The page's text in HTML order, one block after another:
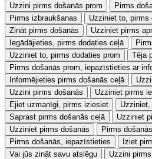
Uzzini pirms došanās prom
Pirms
Pirms izbraukšanas
Uzziniet to, pirms
Zināt pirms došanās
Uzziniet pirms
Iegādājieties, pirms dodaties ceļā
Uzziniet to, pirms dodaties prom
Tēja
Pirms došanās prom, iepazīstieties ar
Informējieties pirms došanās ceļā
Uzzini pirms došanās
Uzziniet pirms
Ejiet uzmanīgi, pirms iziesiet
Saprast pirms došanās ceļā
Uzziniet
Uzziniet pirms došanās
Pirms
Pirms došanās, iepazīstieties
Iziet
Vai jūs zināt savu atslēgu
Uzzini